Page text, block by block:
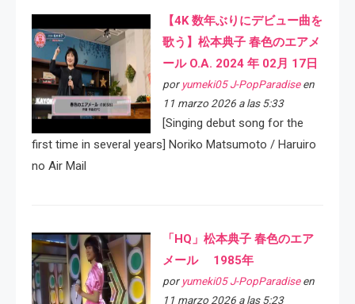
【4K 数年ぶりにデビュー曲を
歌う】松本典子 春色のエアメ
ール O.A. 2024 年 02月 17日
por yumeki05 J-PopParadiseen
11 marzo 2026 a las 5:33
[Singing debut song for the
first time in several years] Noriko Matsumoto / Haruiro
no Air Mail
「HQ」松本典子 春色のエア
メール 1985年
por yumeki05 J-PopParadiseen
11 marzo 2026 a las 5:23